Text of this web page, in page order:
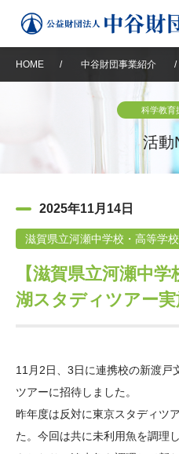
中谷財団
設立趣意書
沿革
役員・評議員
年報一覧
中谷財団事業紹介
神戸賞
大学院生奨学金
科学教育振興助成・
中谷財団
その
アクセス
サイトマップ
日本語 English
HOME / 中谷財団事業紹介 /
科学教育
活動
2025年11月14日
滋賀県立河瀬中学校・高等学校
【滋賀県立河瀬中
湖スタディツアー実
11月2日、3日に連携校の新渡戸
ツアーに招待しました。
昨年度は反対に東京スタディツ
た。今回は共に未利用魚を調理